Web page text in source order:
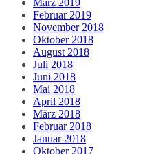
März 2019
Februar 2019
November 2018
Oktober 2018
August 2018
Juli 2018
Juni 2018
Mai 2018
April 2018
März 2018
Februar 2018
Januar 2018
Oktober 2017